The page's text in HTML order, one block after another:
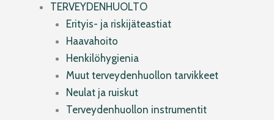
TERVEYDENHUOLTO
Erityis- ja riskijäteastiat
Haavahoito
Henkilöhygienia
Muut terveydenhuollon tarvikkeet
Neulat ja ruiskut
Terveydenhuollon instrumentit